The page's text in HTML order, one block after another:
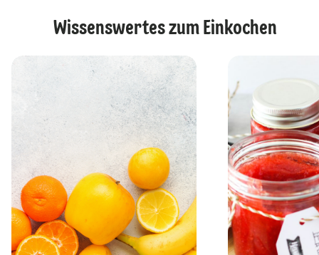
Wissenswertes zum Einkochen